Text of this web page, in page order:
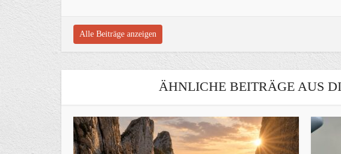
Alle Beiträge anzeigen
ÄHNLICHE BEITRÄGE AUS